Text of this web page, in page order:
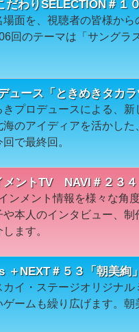
わりSELECTION＃１
場面を、視聴者の皆様か
回のテーマは「サングラ
ュース「ときめきタカ
きプロデュースによる、
のアイディアを活かし
で最終回。
メントTV NAVI＃２３４
ンメント情報を様々な角
本人のインタビュー、制
ます。
NEXT＃５３「朝美絢」
イ・ステージオリジナ
ームも繰り広げます。朝